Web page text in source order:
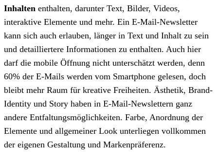
Inhalten enthalten, darunter Text, Bilder, Videos,
interaktive Elemente und mehr. Ein E-Mail-Newsletter
kann sich auch erlauben, länger in Text und Inhalt zu sein
und detailliertere Informationen zu enthalten. Auch hier
darf die mobile Öffnung nicht unterschätzt werden, denn
60% der E-Mails werden vom Smartphone gelesen, doch
bleibt mehr Raum für kreative Freiheiten. Ästhetik, Brand-
Identity und Story haben in E-Mail-Newslettern ganz
andere Entfaltungsmöglichkeiten. Farbe, Anordnung der
Elemente und allgemeiner Look unterliegen vollkommen
der eigenen Gestaltung und Markenpräferenz.